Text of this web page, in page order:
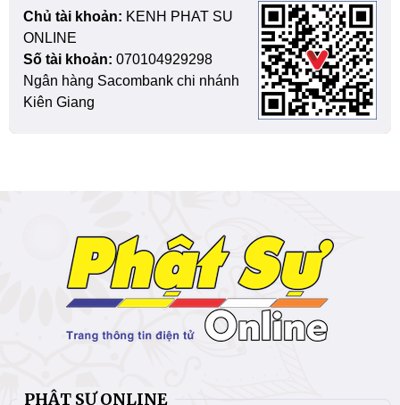
Chủ tài khoản: KENH PHAT SU
ONLINE
Số tài khoản: 070104929298
Ngân hàng Sacombank chi nhánh
Kiên Giang
PHẬT SỰ ONLINE